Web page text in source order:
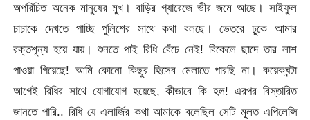
অপরিচিত অনেক মানুষের মুখ। বাড়ির গ্যারেজে ভীর জমে আছে। সাইফুল
চাচাকে দেখতে পাচ্ছি পুলিশের সাথে কথা বলছে। ভেতরে ঢুকে আমার
রক্তশূন্য হয়ে যায়। শুনতে পাই রিধি বেঁচে নেই! বিকেলে ছাদে তার লাশ
পাওয়া গিয়েছে! আমি কোনো কিছুর হিসেব মেলাতে পারছি না। কয়েকঘন্টা
আগেই রিধির সাথে যোগাযোগ হয়েছে, কীভাবে কি হল! এরপর বিস্তারিত
জানতে পারি.. রিধি যে এলার্জির কথা আমাকে বলেছিল সেটি মূলত এপিলেপ্সি